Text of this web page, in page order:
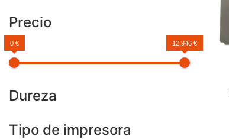
Precio
0 € 12.946 €
Dureza
Tipo de impresora